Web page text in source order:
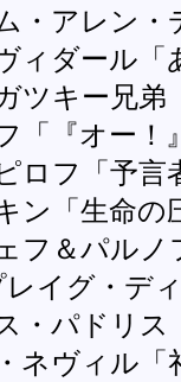
・アレン
ィダール「
ツキー兄弟
「『オー！
ロフ「予言
ン「生命の
フ＆パルノ
レイグ・デ
・パドリス
ネヴィル「